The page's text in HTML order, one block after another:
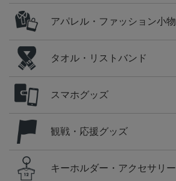
アパレル・ファッション小物
タオル・リストバンド
スマホグッズ
観戦・応援グッズ
キーホルダー・アクセサリー